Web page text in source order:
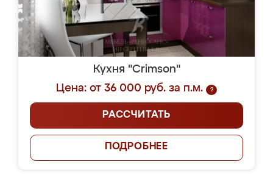
Кухня "Crimson"
Цена: от 36 000 руб. за п.м.
?
РАССЧИТАТЬ
ПОДРОБНЕЕ